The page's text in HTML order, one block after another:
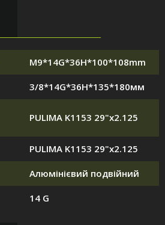
M9*14G*36H*100*108mm
3/8*14G*36H*135*180мм
PULIMA K1153 29"x2.125
PULIMA K1153 29"x2.125
Алюмінієвий подвійний
14 G